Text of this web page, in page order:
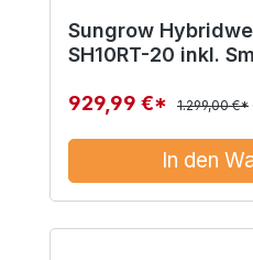
Sungrow
SH10RT-20 inkl.
929,99 €* 1.299,00 €*
In den